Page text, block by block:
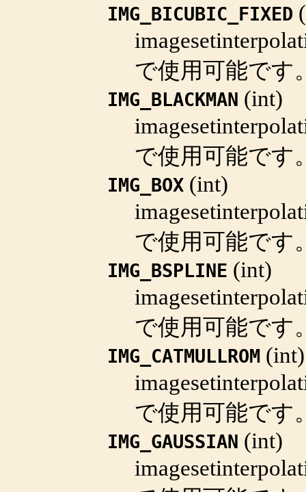
IMG_BICUBIC_FIXED (
で使用可能です
IMG_BLACKMAN (int)
で使用可能です
IMG_BOX (int)
で使用可能です
IMG_BSPLINE (int)
で使用可能です
IMG_CATMULLROM (int)
で使用可能です
IMG_GAUSSIAN (int)